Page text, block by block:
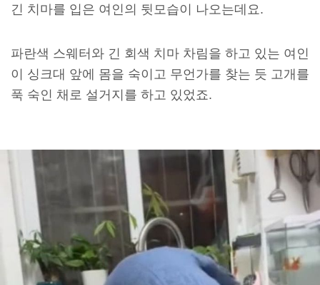
긴 치마를 입은 여인의 뒷모습이 나오는데요.
파란색 스웨터와 긴 회색 치마 차림을 하고 있는 여인
이 싱크대 앞에 몸을 숙이고 무언가를 찾는 듯 고개를
푹 숙인 채로 설거지를 하고 있었죠.